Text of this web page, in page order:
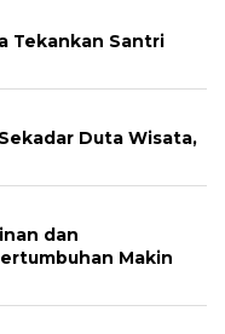
Tekankan Santri
Duta Wisata,
dan
Makin